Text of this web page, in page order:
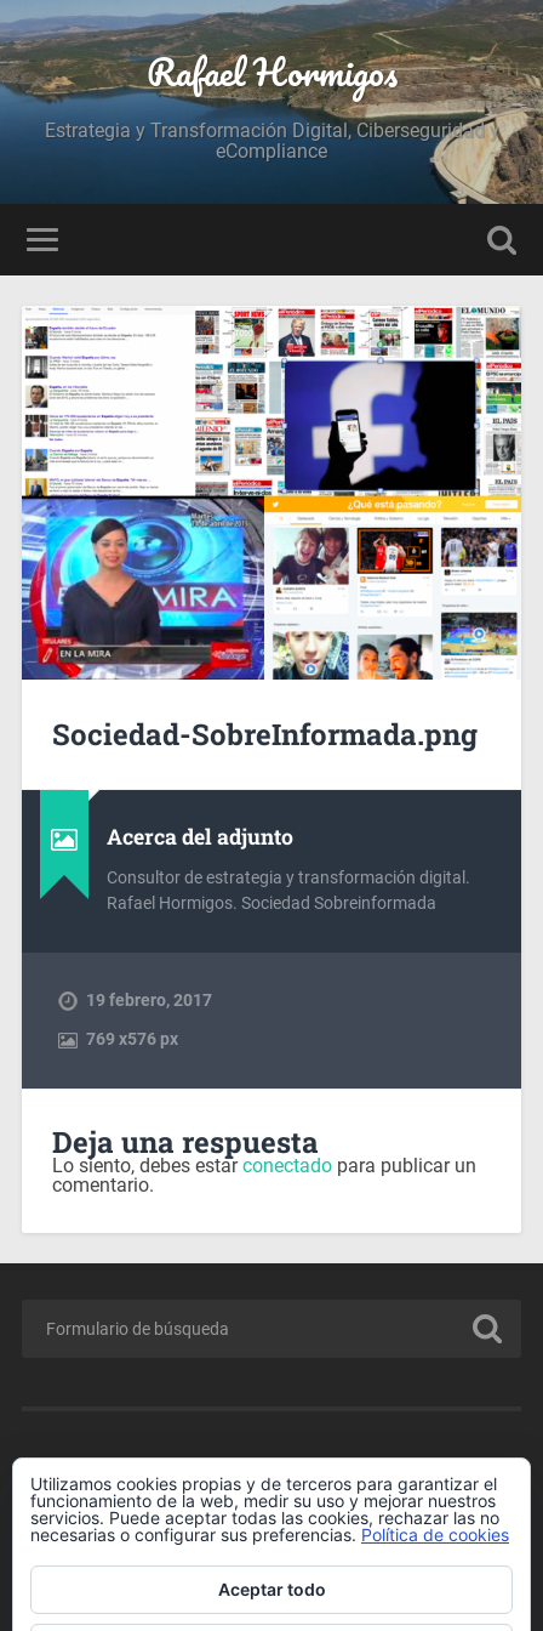
Rafael Hormigos
Estrategia y Transformación Digital, Ciberseguridad y
eCompliance
Sociedad-SobreInformada.png
Acerca del adjunto
Consultor de estrategia y transformación digital.
Rafael Hormigos. Sociedad Sobreinformada
19 febrero, 2017
769x576 px
Deja una respuesta
Lo siento, debes estarconectadopara publicar un
comentario.
Conferencia GRATIS para Padres y Madres.
Enlaces de Interés
Más información sobre las cookies
Política de cookies
Utilizamos cookies propias y de terceros para garantizar el
funcionamiento de la web, medir su uso y mejorar nuestros
servicios. Puede aceptar todas las cookies, rechazar las no
necesarias o configurar sus preferencias. Política de cookies
Aceptar todo